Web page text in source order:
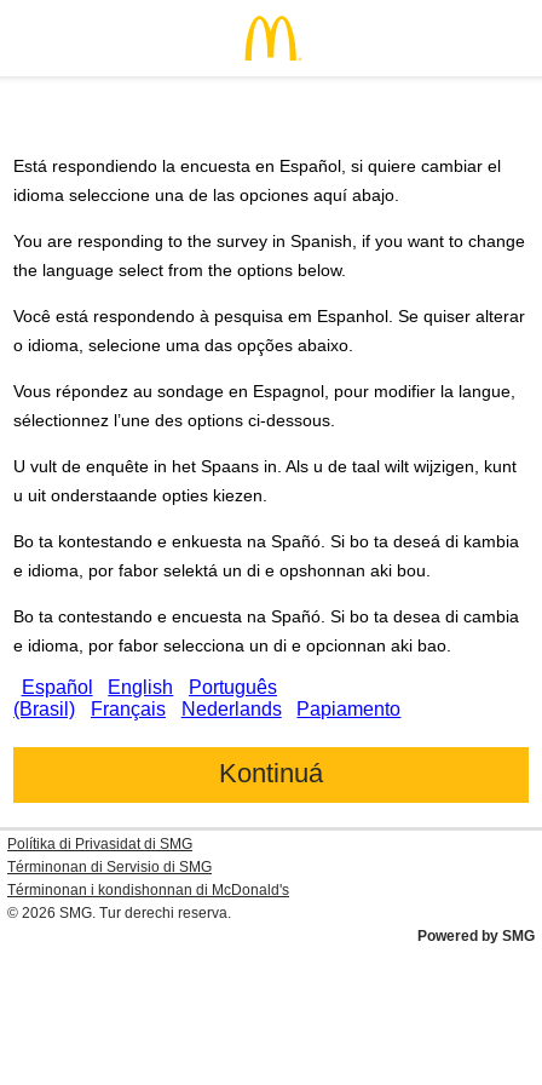
Está respondiendo la encuesta en Español, si quiere cambiar el
idioma seleccione una de las opciones aquí abajo.
You are responding to the survey in Spanish, if you want to change
the language select from the options below.
Você está respondendo à pesquisa em Espanhol. Se quiser alterar
o idioma, selecione uma das opções abaixo.
Vous répondez au sondage en Espagnol, pour modifier la langue,
sélectionnez l’une des options ci-dessous.
U vult de enquête in het Spaans in. Als u de taal wilt wijzigen, kunt
u uit onderstaande opties kiezen.
Bo ta kontestando e enkuesta na Spañó. Si bo ta deseá di kambia
e idioma, por fabor selektá un di e opshonnan aki bou.
Bo ta contestando e encuesta na Spañó. Si bo ta desea di cambia
e idioma, por fabor selecciona un di e opcionnan aki bao.
Español English
Português
(Brasil)
Français Nederlands Papiamento
Polítika di Privasidat di SMG
Términonan di Servisio di SMG
Términonan i kondishonnan di McDonald's
© 2026 SMG . Tur derechi reserva.
Powered by SMG